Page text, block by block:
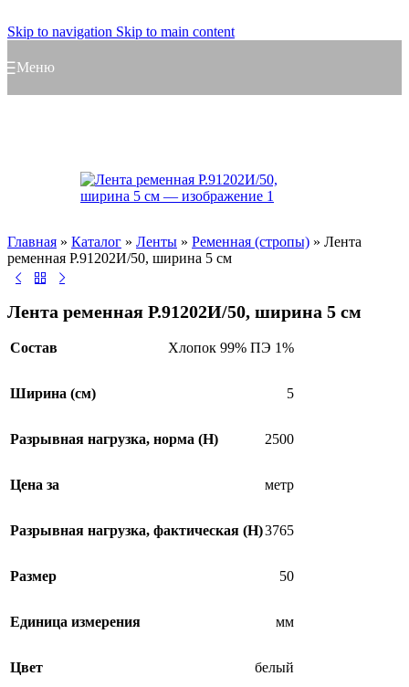
Skip to navigation Skip to main content
Меню
Главная » Каталог » Ленты » Ременная (стропы) » Лента
ременная Р.91202И/50, ширина 5 см
Лента ременная Р.91202И/50, ширина 5 см
Состав Хлопок 99% ПЭ 1%
Ширина (см) 5
Разрывная нагрузка, норма (H) 2500
Цена за метр
Разрывная нагрузка, фактическая (H)3765
Размер 50
Единица измерения мм
Цвет белый